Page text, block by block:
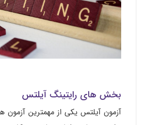
بخش های رایتینگ آیلتس
آزمون آیلتس یکی از مهمترین آزمون